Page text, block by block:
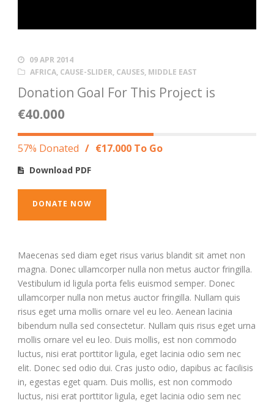
09 APR 2014
AFRICA, CAUSE-SLIDER, CAUSES, MIDDLE EAST
Donation Goal For This Project is
€40.000
57% Donated / €17.000 To Go
Download PDF
DONATE NOW
Maecenas sed diam eget risus varius blandit sit amet non
magna. Donec ullamcorper nulla non metus auctor fringilla.
Vestibulum id ligula porta felis euismod semper. Donec
ullamcorper nulla non metus auctor fringilla. Nullam quis
risus eget urna mollis ornare vel eu leo. Aenean lacinia
bibendum nulla sed consectetur. Nullam quis risus eget urna
mollis ornare vel eu leo. Duis mollis, est non commodo
luctus, nisi erat porttitor ligula, eget lacinia odio sem nec
elit. Donec sed odio dui. Cras justo odio, dapibus ac facilisis
in, egestas eget quam. Duis mollis, est non commodo
luctus, nisi erat porttitor ligula, eget lacinia odio sem nec